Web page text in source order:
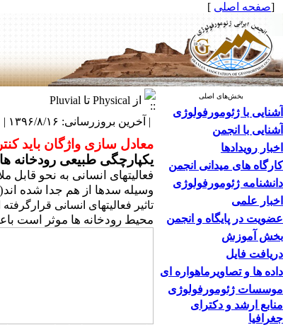
[صفحه اصلی ]
بخش‌های اصلی
آشنایی با ژئومورفولوژی
آشنایی با انجمن
اخبار رویدادها
کارگاه های میدانی انجمن
دانشنامه ژئومورفولوژی
اخبار علمی
عضویت در پایگاه و انجمن
بخش آموزش
دریافت فایل
داده ها و تصاویرماهواره ای
موسسات ژئومورفولوژی
منابع ارشد و دکترای
جغرافیا
از Physical تا Pluvial
| آخرین بروزرسانی: ۱۳۹۶/۸/۱۶ |
معادل سازی واژگان باید
یکپارچگی طبیعی رودخانه ها
وسیله سدها از هم جدا شده
تاثیر فعالیتهای انسانی قرارگرفته
محیط رودخانه ها موثر است